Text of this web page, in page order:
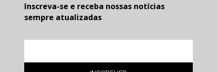
Inscreva-se e receba nossas notícias
sempre atualizadas